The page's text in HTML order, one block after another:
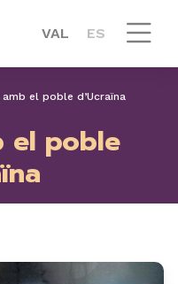
VAL ES
el poble d’Ucraïna
el poble